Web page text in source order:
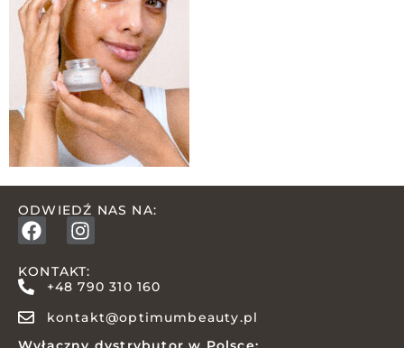
ODWIEDŹ NAS NA:
KONTAKT:
+48 790 310 160
kontakt@optimumbeauty.pl